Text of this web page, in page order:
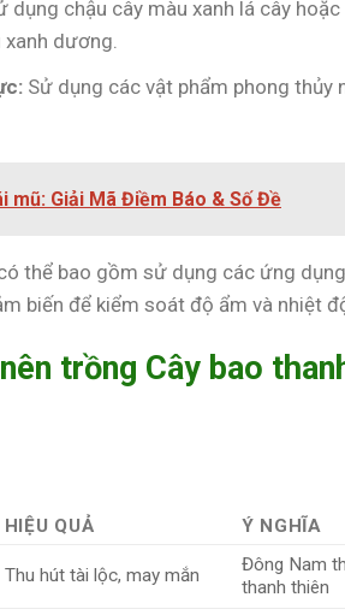
dụng chậu cây màu xanh lá cây
xanh dương.
Sử dụng các vật phẩm phong
mũ: Giải Mã Điềm Báo & Số Đề
thể bao gồm sử dụng các ứng
biến để kiểm soát độ ẩm và nhiệt
trồng Cây bao
HIỆU QUẢ
Ý NGHĨA
Thu hút tài lộc, may mắn
Đông Nam
thanh thiên